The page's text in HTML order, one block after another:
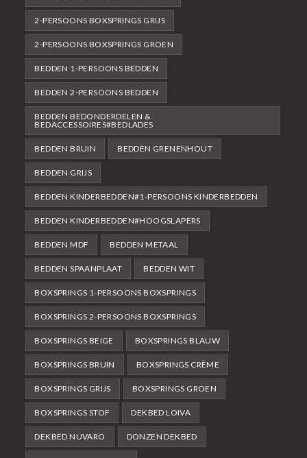
2-PERSOONS BOXSPRINGS GRIJS
2-PERSOONS BOXSPRINGS GROEN
BEDDEN 1-PERSOONS BEDDEN
BEDDEN 2-PERSOONS BEDDEN
BEDDEN BEDONDERDELEN &
BEDACCESSOIRES#BEDLADES
BEDDEN BRUIN BEDDEN GRENENHOUT
BEDDEN GRIJS
BEDDEN KINDERBEDDEN#1-PERSOONS KINDERBEDDEN
BEDDEN KINDERBEDDEN#HOOGSLAPERS
BEDDEN MDF BEDDEN METAAL
BEDDEN SPAANPLAAT BEDDEN WIT
BOXSPRINGS 1-PERSOONS BOXSPRINGS
BOXSPRINGS 2-PERSOONS BOXSPRINGS
BOXSPRINGS BEIGE BOXSPRINGS BLAUW
BOXSPRINGS BRUIN BOXSPRINGS CRÈME
BOXSPRINGS GRIJS BOXSPRINGS GROEN
BOXSPRINGS STOF DEKBED LOIVA
DEKBED NUVARO DONZEN DEKBED